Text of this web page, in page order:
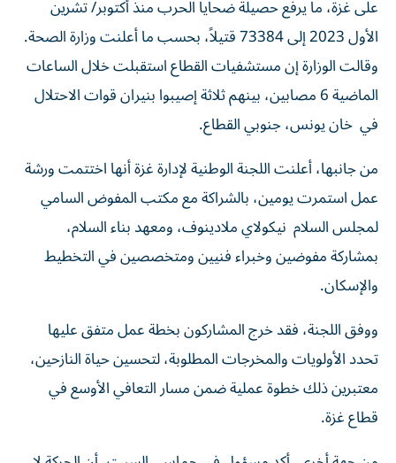
على غزة، ما يرفع حصيلة ضحايا الحرب منذ أكتوبر/ تشرين
الأول 2023 إلى 73384 قتيلاً، بحسب ما أعلنت وزارة الصحة.
وقالت الوزارة إن مستشفيات القطاع استقبلت خلال الساعات
الماضية 6 مصابين، بينهم ثلاثة إصيبوا بنيران قوات الاحتلال
في خان يونس، جنوبي القطاع.
من جانبها، أعلنت اللجنة الوطنية لإدارة غزة أنها اختتمت ورشة
عمل استمرت يومين، بالشراكة مع مكتب المفوض السامي
لمجلس السلام نيكولاي ملادينوف، ومعهد بناء السلام،
بمشاركة مفوضين وخبراء فنيين ومتخصصين في التخطيط
والإسكان.
ووفق اللجنة، فقد خرج المشاركون بخطة عمل متفق عليها
تحدد الأولويات والمخرجات المطلوبة، لتحسين حياة النازحين،
معتبرين ذلك خطوة عملية ضمن مسار التعافي الأوسع في
قطاع غزة.